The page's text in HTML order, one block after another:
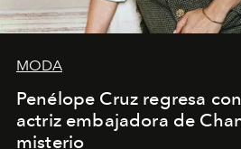
MODA
Penélope Cruz regresa
actriz embajadora de
misterio